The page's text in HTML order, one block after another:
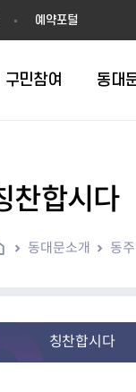
예약포털
구민참여 동대
지
‧다자녀지원 안내
제도
시
고
업
찬합시다
홈 동대문소개 동
칭찬합시다